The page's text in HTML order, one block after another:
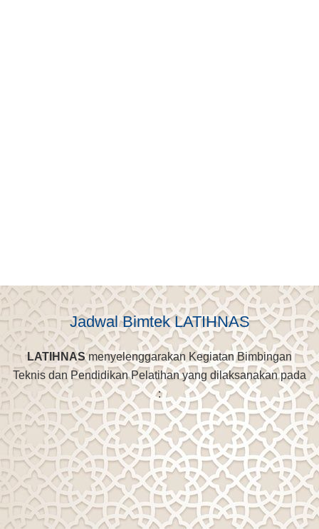
Jadwal Bimtek LATIHNAS
LATIHNASmenyelenggarakan Kegiatan Bimbingan
Teknis dan Pendidikan Pelatihan yang dilaksanakan pada
: